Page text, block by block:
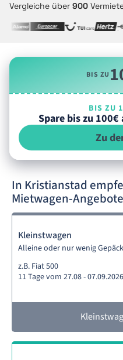
Vergleiche über 900
BIS ZU
BIS ZU
Spare bis zu
Zu
In Kristianstad
Mietwagen-Angebote
Kleinstwagen
Alleine oder nur wenig
z.B. Fiat 500
11 Tage vom 27.08 - 07.09.2026